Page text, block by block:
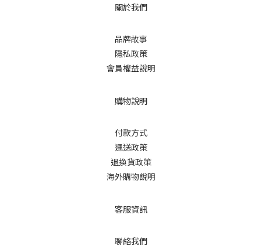
關於我們
品牌故事
隱私政策
會員權益說明
購物說明
付款方式
運送政策
退換貨政策
海外購物說明
客服資訊
聯絡我們